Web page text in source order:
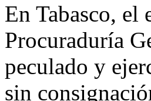
En Tabasco, el
Procuraduría
peculado y
sin